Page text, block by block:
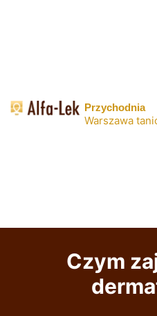
Przychodnia
Warszawa
Czym